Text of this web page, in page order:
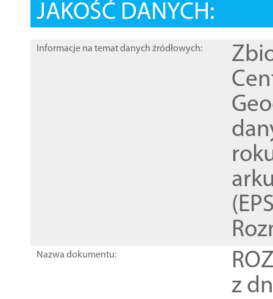
JAKOŚĆ DANYCH:
Informacje na temat danych źródłowych:
Nazwa dokumentu:
z